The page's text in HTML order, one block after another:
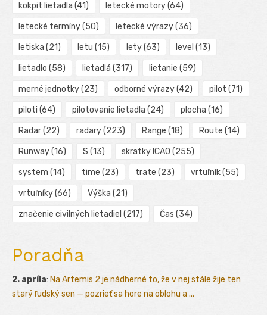
kokpit lietadla (41) letecké motory(64)
letecké termíny(50) letecké výrazy(36)
letiska (21) letu (15) lety(63) level (13)
lietadlo (58) lietadlá (317) lietanie (59)
merné jednotky(23) odborné výrazy(42) pilot (71)
piloti (64) pilotovanie lietadla (24) plocha (16)
Radar(22) radary(223) Range (18) Route (14)
Runway(16) S (13) skratky ICAO (255)
system (14) time (23) trate (23) vrtuľník(55)
vrtuľníky(66) Výška (21)
značenie civilných lietadiel (217) Čas (34)
Poradňa
2. apríla: Na Artemis 2 je nádherné to, že v nej stále žije ten
starý ľudský sen — pozrieť sa hore na oblohu a ...